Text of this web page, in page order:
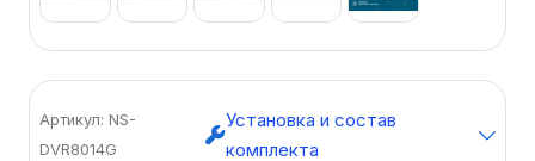
Артикул: NS-
DVR8014G
Установка и состав
комплекта